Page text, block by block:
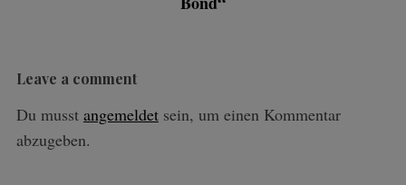
Leave a comment
Du musst angemeldetsein, um einen Kommentar
abzugeben.